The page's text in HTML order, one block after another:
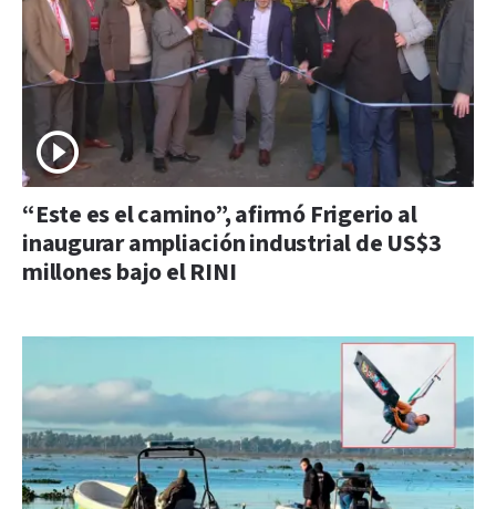
“Este es el camino”, afirmó Frigerio al
inaugurar ampliación industrial de US$3
millones bajo el RINI